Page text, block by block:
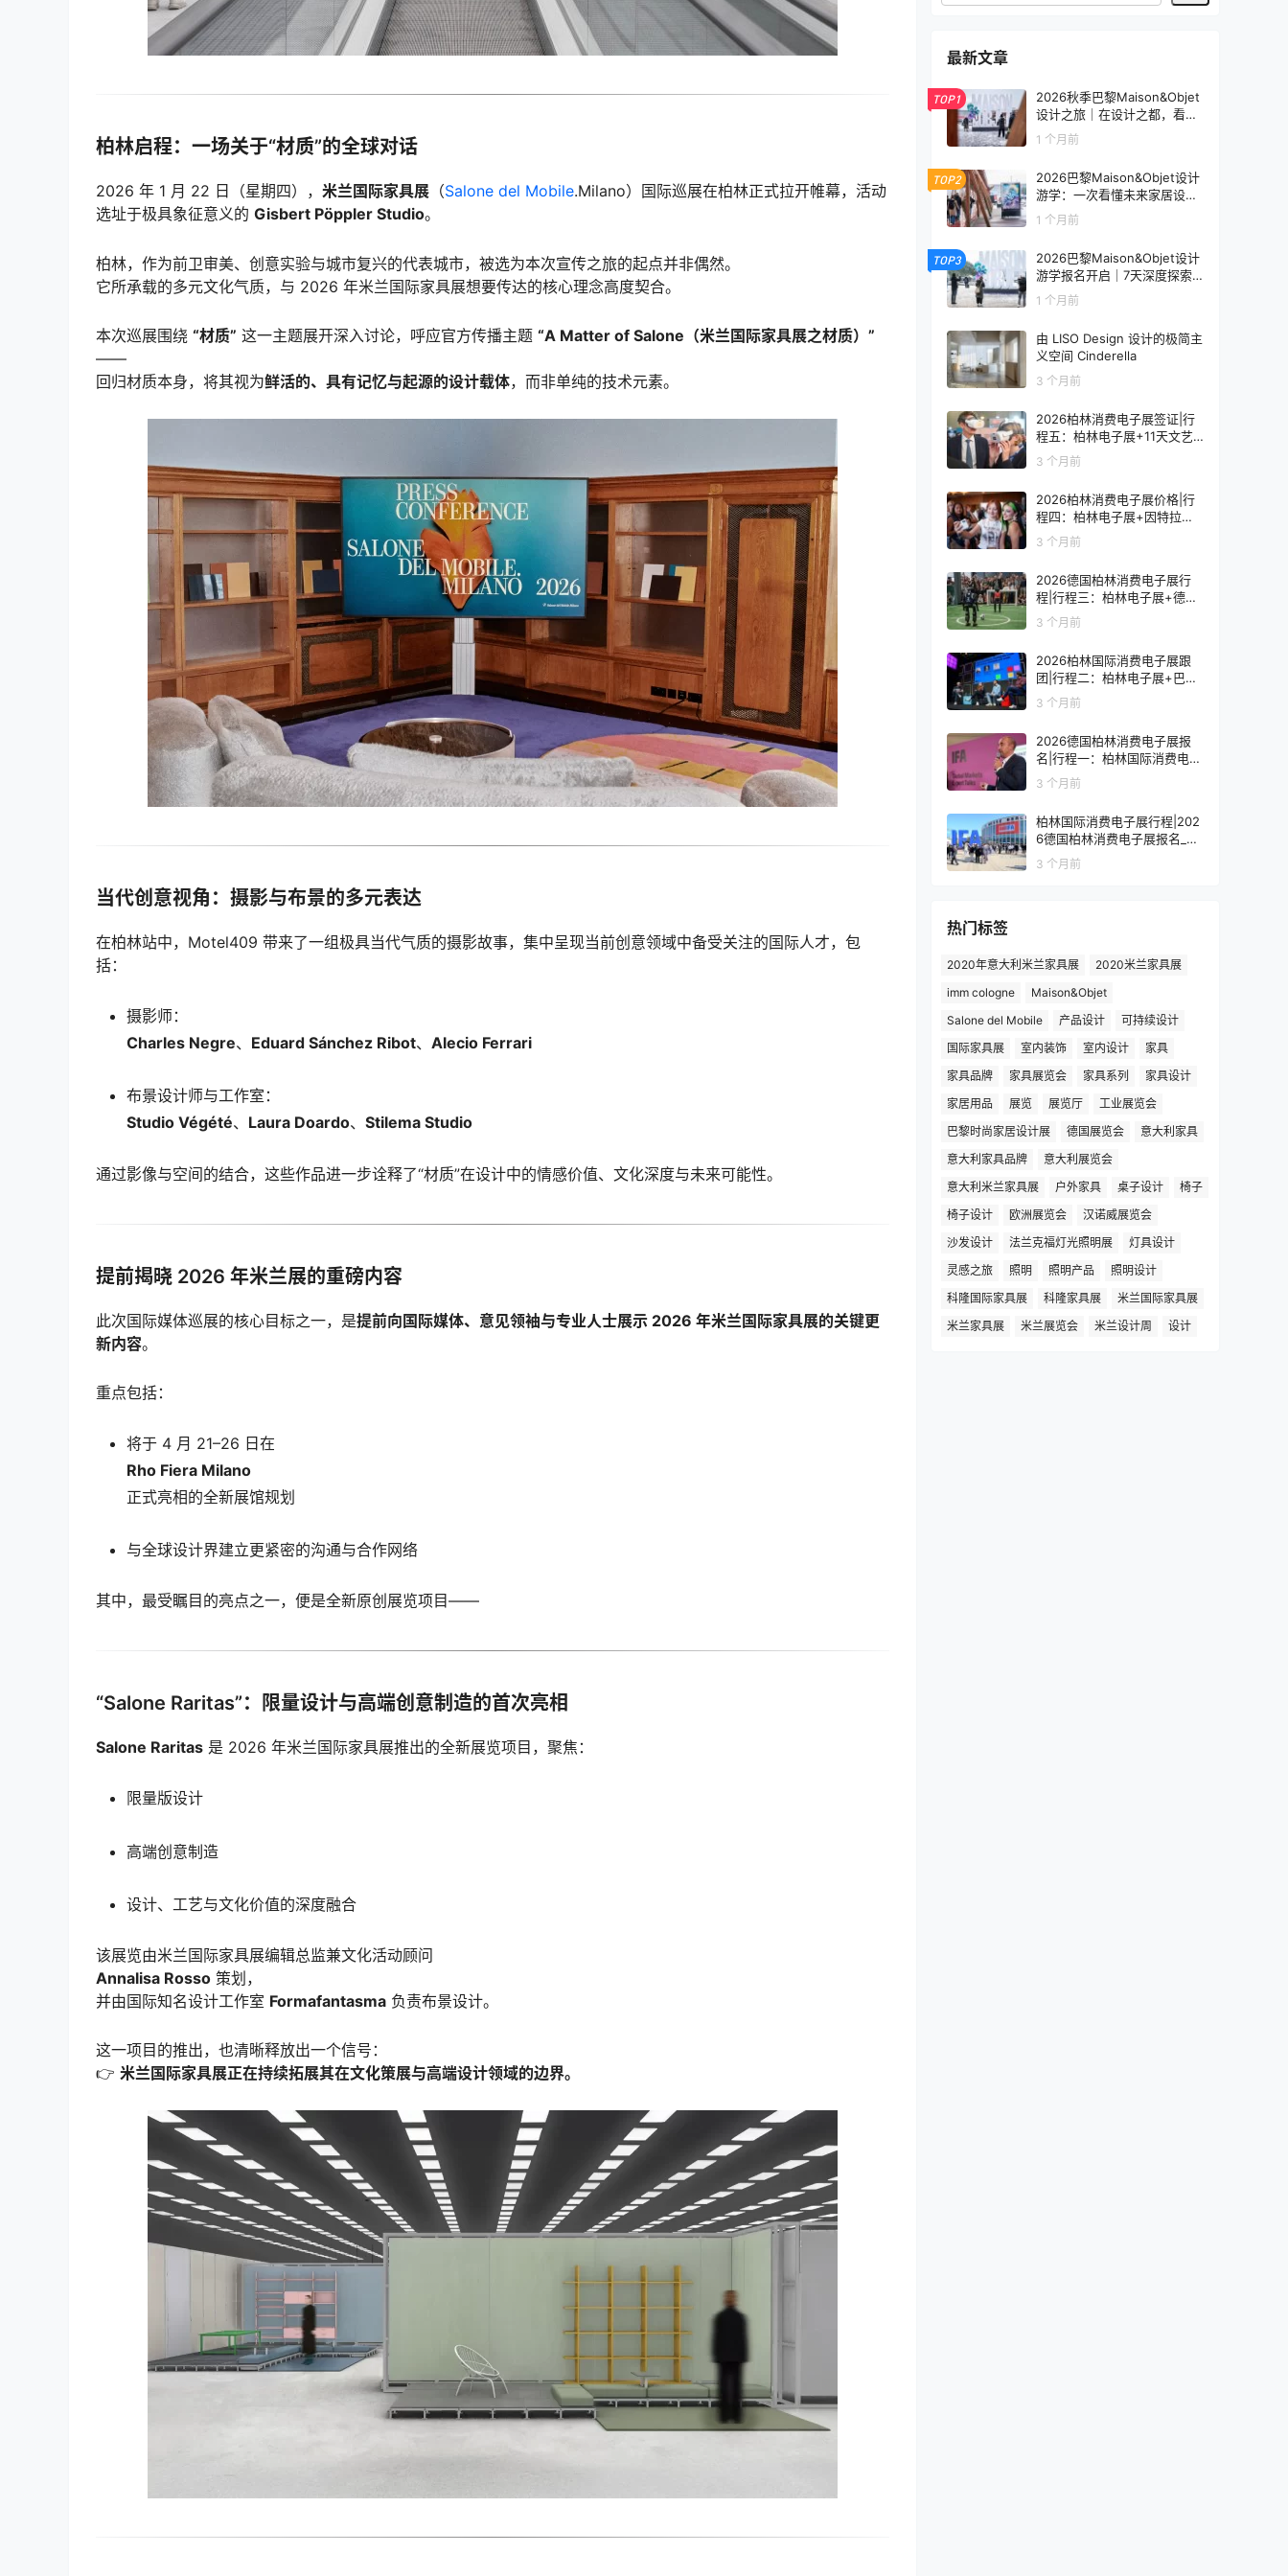
柏林启程：一场关于“材质”的全球对话
2026 年 1 月 22 日（星期四）， 米兰国际家具展 （Salone del Mobile.Milano）国际巡展在柏林正式拉开帷幕，活动
选址于极具象征意义的 Gisbert Pöppler Studio。
柏林，作为前卫审美、创意实验与城市复兴的代表城市，被选为本次宣传之旅的起点并非偶然。
它所承载的多元文化气质，与 2026 年米兰国际家具展想要传达的核心理念高度契合。
本次巡展围绕 “材质” 这一主题展开深入讨论，呼应官方传播主题 “A Matter of Salone（米兰国际家具展之材质）”
——
回归材质本身，将其视为鲜活的、具有记忆与起源的设计载体，而非单纯的技术元素。
当代创意视角：摄影与布景的多元表达
在柏林站中，Motel409 带来了一组极具当代气质的摄影故事，集中呈现当前创意领域中备受关注的国际人才，包
括：
摄影师：
Charles Negre、 Eduard Sánchez Ribot、 Alecio Ferrari
布景设计师与工作室：
Studio Végété、 Laura Doardo、 Stilema Studio
通过影像与空间的结合，这些作品进一步诠释了“材质”在设计中的情感价值、文化深度与未来可能性。
提前揭晓 2026 年米兰展的重磅内容
此次国际媒体巡展的核心目标之一，是提前向国际媒体、意见领袖与专业人士展示 2026 年米兰国际家具展的关键更
新内容。
重点包括：
将于 4 月 21–26 日在
Rho Fiera Milano
正式亮相的全新展馆规划
与全球设计界建立更紧密的沟通与合作网络
其中，最受瞩目的亮点之一，便是全新原创展览项目——
“Salone Raritas”：限量设计与高端创意制造的首次亮相
Salone Raritas 是 2026 年米兰国际家具展推出的全新展览项目，聚焦：
限量版设计
高端创意制造
设计、工艺与文化价值的深度融合
该展览由米兰国际家具展编辑总监兼文化活动顾问
Annalisa Rosso 策划，
并由国际知名设计工作室 Formafantasma 负责布景设计。
这一项目的推出，也清晰释放出一个信号：
👉 米兰国际家具展正在持续拓展其在文化策展与高端设计领域的边界。
最新文章
TOP1
2026秋季巴黎Maison&Objet
设计之旅｜在设计之都，看见
未来生活的模样
1 个月前
TOP2
2026巴黎Maison&Objet设计
游学：一次看懂未来家居设计
趋势
1 个月前
TOP3
2026巴黎Maison&Objet设计
游学报名开启｜7天深度探索
全球家居设计趋势
1 个月前
由 LISO Design 设计的极简主
义空间 Cinderella
3 个月前
2026柏林消费电子展签证|行
程五：柏林电子展+11天文艺
复兴之旅
3 个月前
2026柏林消费电子展价格|行
程四：柏林电子展+因特拉肯1
0天浪漫之旅
3 个月前
2026德国柏林消费电子展行
程|行程三：柏林电子展+德国
9天人文之旅
3 个月前
2026柏林国际消费电子展跟
团|行程二：柏林电子展+巴黎
8天艺术之旅
3 个月前
2026德国柏林消费电子展报
名|行程一：柏林国际消费电子
展观展7天
3 个月前
柏林国际消费电子展行程|202
6德国柏林消费电子展报名_价
格_门票_签证
3 个月前
热门标签
2020年意大利米兰家具展
2020米兰家具展
imm cologne
Maison&Objet
Salone del Mobile
产品设计
可持续设计
国际家具展
室内装饰 室内设计
家具
家具品牌
家具展览会 家具系列
家具设计
家居用品
展览 展览厅
工业展览会
巴黎时尚家居设计展
德国展览会
意大利家具
意大利家具品牌
意大利展览会
意大利米兰家具展
户外家具 桌子设计
椅子
椅子设计
欧洲展览会
汉诺威展览会
沙发设计
法兰克福灯光照明展
灯具设计
灵感之旅
照明 照明产品
照明设计
科隆国际家具展
科隆家具展
米兰国际家具展
米兰家具展
米兰展览会 米兰设计周 设计